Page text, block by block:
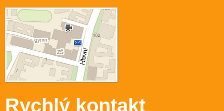
Rychlý kontakt